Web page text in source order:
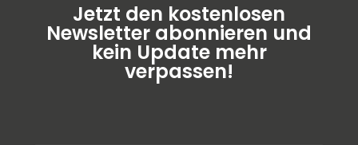
Jetzt den kostenlosen
Newsletter abonnieren und
kein Update mehr
verpassen!